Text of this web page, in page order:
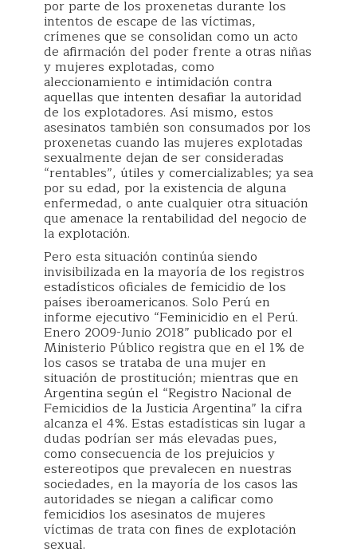
por parte de los proxenetas durante los
intentos de escape de las víctimas,
crímenes que se consolidan como un acto
de afirmación del poder frente a otras niñas
y mujeres explotadas, como
aleccionamiento e intimidación contra
aquellas que intenten desafiar la autoridad
de los explotadores. Así mismo, estos
asesinatos también son consumados por los
proxenetas cuando las mujeres explotadas
sexualmente dejan de ser consideradas
“rentables”, útiles y comercializables; ya sea
por su edad, por la existencia de alguna
enfermedad, o ante cualquier otra situación
que amenace la rentabilidad del negocio de
la explotación.
Pero esta situación continúa siendo
invisibilizada en la mayoría de los registros
estadísticos oficiales de femicidio de los
países iberoamericanos. Solo Perú en
informe ejecutivo “Feminicidio en el Perú.
Enero 2009-Junio 2018” publicado por el
Ministerio Público registra que en el 1% de
los casos se trataba de una mujer en
situación de prostitución; mientras que en
Argentina según el “Registro Nacional de
Femicidios de la Justicia Argentina” la cifra
alcanza el 4%. Estas estadísticas sin lugar a
dudas podrían ser más elevadas pues,
como consecuencia de los prejuicios y
estereotipos que prevalecen en nuestras
sociedades, en la mayoría de los casos las
autoridades se niegan a calificar como
femicidios los asesinatos de mujeres
víctimas de trata con fines de explotación
sexual.